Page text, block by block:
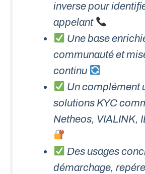
inverse pour
appelant
Une base
communauté et
continu
Un complément
solutions KYC
Netheos, VIALINK,
Des usages
démarchage,